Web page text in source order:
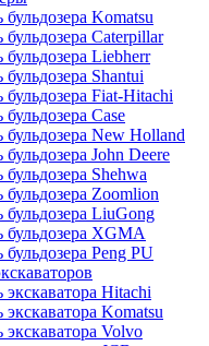
бульдозера Komatsu
бульдозера Caterpillar
бульдозера Liebherr
бульдозера Shantui
бульдозера Fiat-Hitachi
Case
бульдозера New Holland
бульдозера John Deere
бульдозера Shehwa
бульдозера Zoomlion
бульдозера LiuGong
бульдозера XGMA
бульдозера Peng PU
экскаватора Hitachi
экскаватора Komatsu
экскаватора Volvo